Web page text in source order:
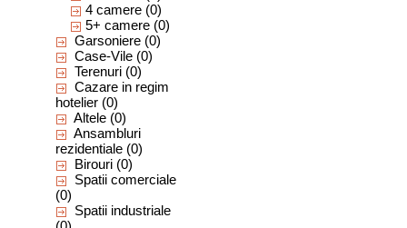
4 camere (0)
5+ camere (0)
Garsoniere (0)
Case-Vile (0)
Terenuri (0)
Cazare in regim
hotelier (0)
Altele (0)
Ansambluri
rezidentiale (0)
Birouri (0)
Spatii comerciale
(0)
Spatii industriale